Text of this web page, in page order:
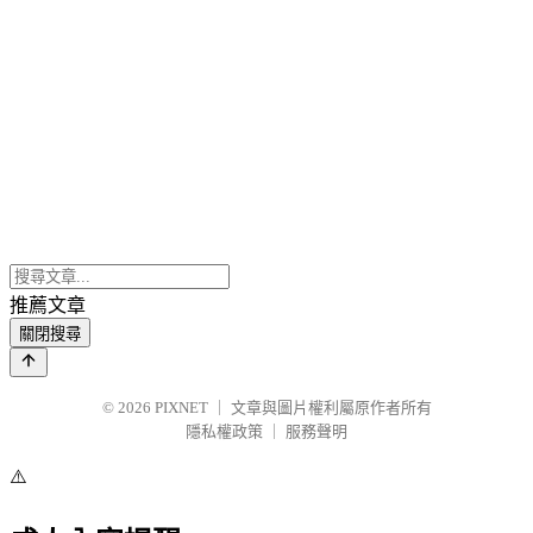
推薦文章
關閉搜尋
© 2026 PIXNET
文章與圖片權利屬原作者所有
隱私權政策
服務聲明
⚠️